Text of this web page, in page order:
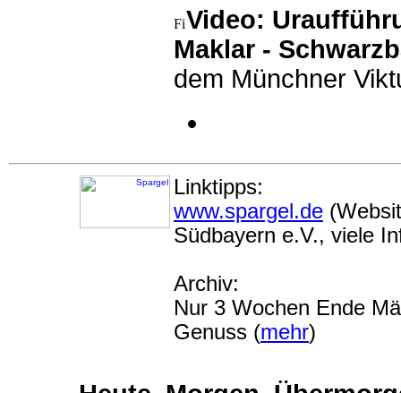
Video:
Maklar -
dem Münchner
Linktipps:
www.spargel.de
Südbayern e.V., viele
Archiv:
Nur 3 Wochen Ende
Genuss (mehr)